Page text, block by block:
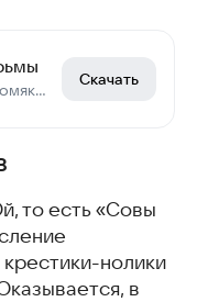
Помоги невиновному хомяку выбраться из тюремного заключения.
Скачать
то есть «Совы
нолики
в